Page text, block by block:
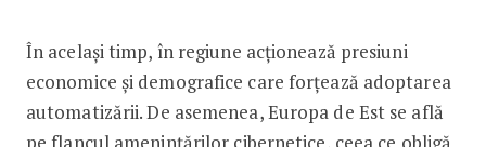
În același timp, în regiune acționează presiuni
economice și demografice care forțează adoptarea
automatizării. De asemenea, Europa de Est se află
pe flancul amenințărilor cibernetice, ceea ce obligă